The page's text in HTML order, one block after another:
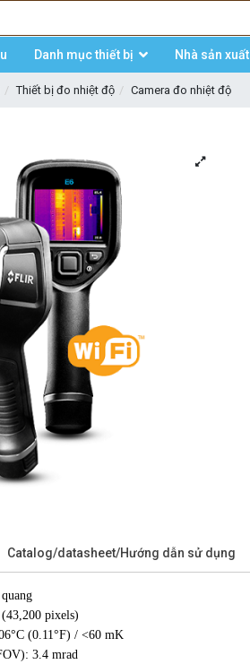
Danh mục thiết bị Nhà sản xuất
Thiết bị đo nhiệt độ Camera đo nhiệt độ
Catalog/datasheet/Hướng dẫn sử dụng
pixels)
(0.11°F) / <60 mK
3.4 mrad